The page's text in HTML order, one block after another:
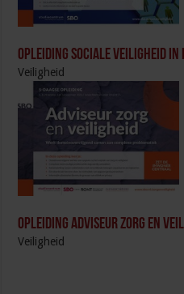
Opleiding Sociale Veiligheid in
Veiligheid
Opleiding Adviseur zorg en
Veiligheid